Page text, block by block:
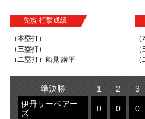
先攻 打撃成績
（本塁打）
（三塁打）
（二塁打）船見 講平
準決勝 1 2 3
伊丹サーベアー
ズ
0 0 0